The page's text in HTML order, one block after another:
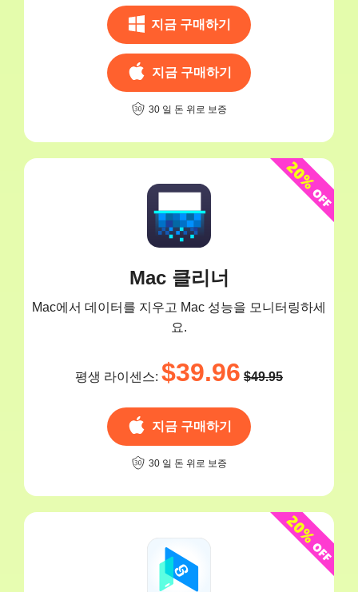
지금 구매하기
지금 구매하기
30 일 돈 위로 보증
Mac 클리너
Mac에서 데이터를 지우고 Mac 성능을 모니터링하세
요.
평생 라이센스: $39.96 $49.95
지금 구매하기
30 일 돈 위로 보증